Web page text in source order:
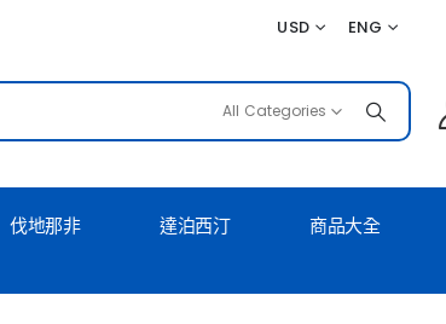
USD ENG
All Categories
伐地那非 達泊西汀 商品大全